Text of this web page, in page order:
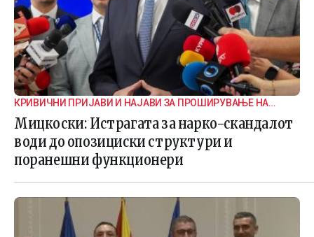
КРИВИЧНИ ПРИЈАВИ И НАЈАВИ ЗА ПРОШИРУВАЊЕ НА
ИСТРАГАТА
Мицкоски: Истрагата за нарко-скандалот
води до опозициски структури и
поранешни функционери